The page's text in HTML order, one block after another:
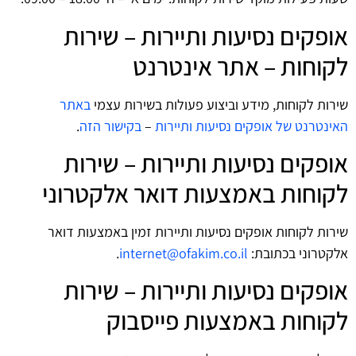
אופקים נסיעות ותיירות – שירות
לקוחות – אתר אינטרנט
שירות לקוחות, מידע וביצוע פעולות בשירות עצמי באתר
האינטרנט של אופקים נסיעות ותיירות – בקישור הזה.
אופקים נסיעות ותיירות – שירות
לקוחות באמצעות דואר אלקטרוני
שירות לקוחות אופקים נסיעות ותיירות זמין באמצעות דואר
אלקטרוני בכתובת: internet@ofakim.co.il
.
אופקים נסיעות ותיירות – שירות
לקוחות באמצעות פייסבוק